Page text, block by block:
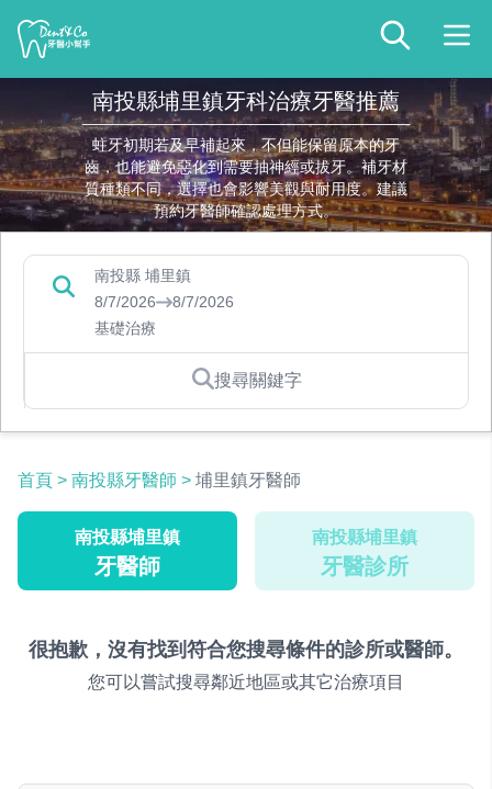
南投縣埔里鎮牙科治療牙醫推薦
蛀牙初期若及早補起來，不但能保留原本的牙
齒，也能避免惡化到需要抽神經或拔牙。補牙材
質種類不同，選擇也會影響美觀與耐用度。建議
預約牙醫師確認處理方式。
南投縣 埔里鎮
8/7/2026
8/7/2026
基礎治療
搜尋關鍵字
首頁 > 南投縣牙醫師 > 埔里鎮牙醫師
南投縣埔里鎮
牙醫師
南投縣埔里鎮
牙醫診所
很抱歉，沒有找到符合您搜尋條件的診所或醫師。
您可以嘗試搜尋鄰近地區或其它治療項目